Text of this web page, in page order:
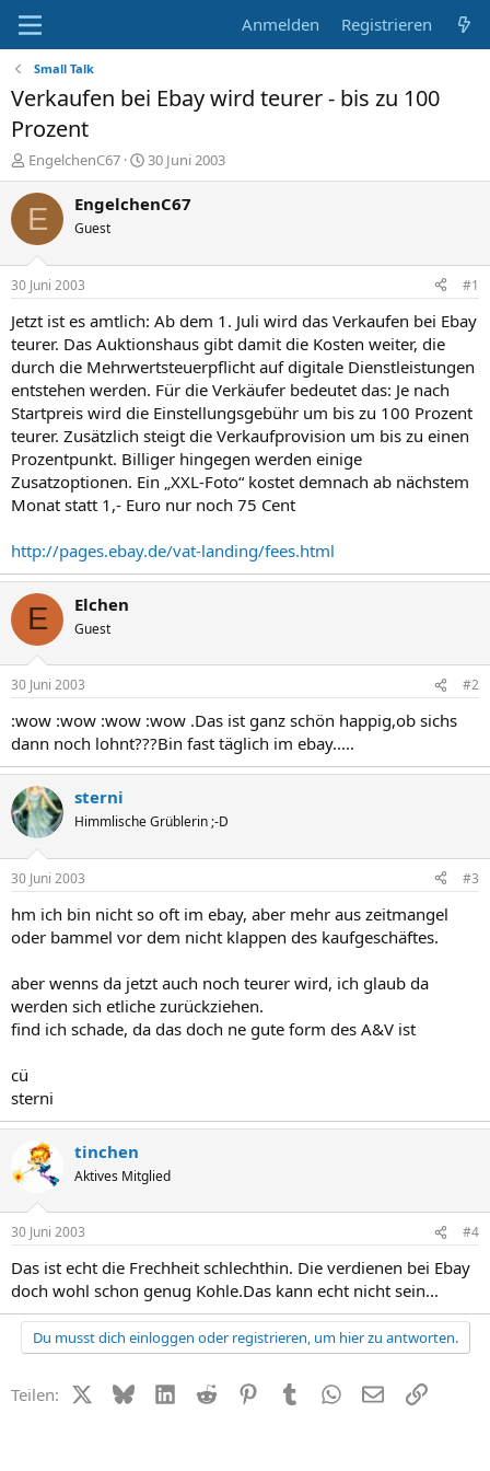
Anmelden Registrieren
Small Talk
Verkaufen bei Ebay wird teurer - bis zu 100
Prozent
E
r
s
e
r
EngelchenC67
E
r
s
t
a
30 Juni 2003
E EngelchenC67
Guest
30 Juni 2003 #1
Jetzt ist es amtlich: Ab dem 1. Juli wird das Verkaufen bei Ebay
teurer. Das Auktionshaus gibt damit die Kosten weiter, die
durch die Mehrwertsteuerpflicht auf digitale Dienstleistungen
entstehen werden. Für die Verkäufer bedeutet das: Je nach
Startpreis wird die Einstellungsgebühr um bis zu 100 Prozent
teurer. Zusätzlich steigt die Verkaufprovision um bis zu einen
Prozentpunkt. Billiger hingegen werden einige
Zusatzoptionen. Ein „XXL-Foto“ kostet demnach ab nächstem
Monat statt 1,- Euro nur noch 75 Cent
http://pages.ebay.de/vat-landing/fees.html
E Elchen
Guest
30 Juni 2003 #2
:wow :wow :wow :wow .Das ist ganz schön happig,ob sichs
dann noch lohnt???Bin fast täglich im ebay.....
sterni
Himmlische Grüblerin ;-D
30 Juni 2003 #3
hm ich bin nicht so oft im ebay, aber mehr aus zeitmangel
oder bammel vor dem nicht klappen des kaufgeschäftes.
aber wenns da jetzt auch noch teurer wird, ich glaub da
werden sich etliche zurückziehen.
find ich schade, da das doch ne gute form des A&V ist
cü
sterni
tinchen
Aktives Mitglied
30 Juni 2003 #4
Das ist echt die Frechheit schlechthin. Die verdienen bei Ebay
doch wohl schon genug Kohle.Das kann echt nicht sein...
Du musst dich einloggen oder registrieren, um hier zu antworten.
Teilen: X (Twitter)
BlueskyLinkedIn
Reddit PinterestTumblr WhatsApp
E-MailLink